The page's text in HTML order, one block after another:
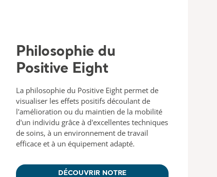
Philosophie du
Positive Eight
La philosophie du Positive Eight permet de
visualiser les effets positifs découlant de
l'amélioration ou du maintien de la mobilité
d'un individu grâce à d'excellentes techniques
de soins, à un environnement de travail
efficace et à un équipement adapté.
DÉCOUVRIR NOTRE